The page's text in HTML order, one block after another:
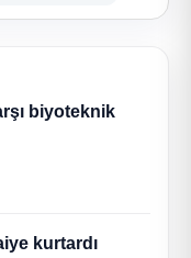
biyoteknik
kurtardı